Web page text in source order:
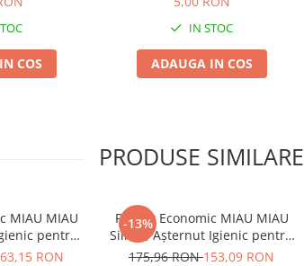
92 UI/kg, Taurină (min) 0,026%
Poate fi administrată
păstrați la frigider și
COS
IN STOC
ADAUGA IN COS
PRODUSE SIMILARE
MIAU MIAU
pentru
6x6L
RON
-13%
Pachet Economic MIAU MIAU
Silicat, Așternut Igienic pentru
Pisică, Fresh, 4x8L
175,96 RON153,09 RON